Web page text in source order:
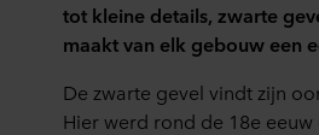
tot kleine details, zwarte
maakt van elk gebouw een
De zwarte gevel vindt zijn
Hier werd rond de 18e eeuw